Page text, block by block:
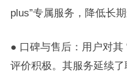
plus”专属服务，降低长期
● 口碑与售后：用户对其
评价积极。其服务延续